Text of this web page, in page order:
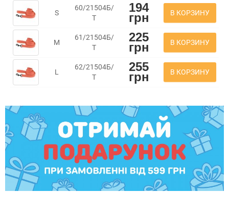
S
60/21504Б/
Т
194
грн В КОРЗИНУ
M
61/21504Б/
Т
225
грн В КОРЗИНУ
L
62/21504Б/
Т
255
грн В КОРЗИНУ